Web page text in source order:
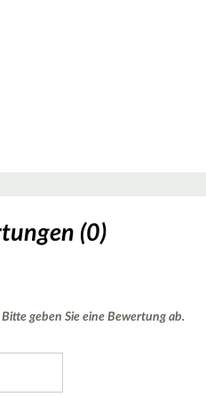
(0)
Bitte geben Sie eine Bewertung ab.